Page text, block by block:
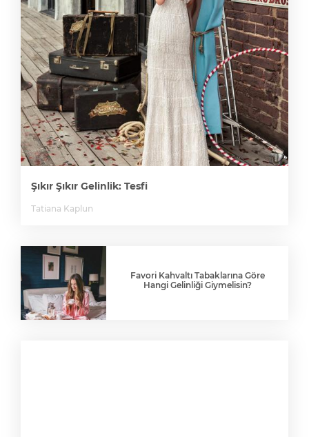
Şıkır Şıkır Gelinlik: Tesfi
Tatiana Kaplun
Favori Kahvaltı Tabaklarına Göre
Hangi Gelinliği Giymelisin?